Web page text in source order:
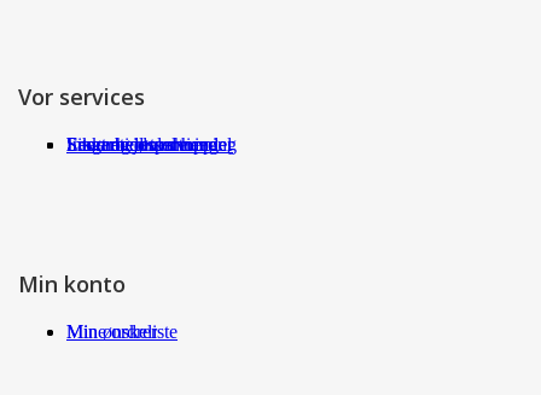
Vor services
Fragt og returneringer
Sikkerhed ved handel
International shopping
Samarbejdspartnere
Leverandørservice
Min konto
Min ønskeliste
Mine ordrer